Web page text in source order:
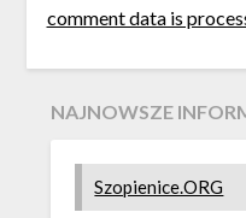
comment data is
NAJNOWSZE
Szopienice.ORG